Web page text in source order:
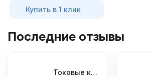
Купить в 1 клик
Последние отзывы
Токовые клещи APPA 39T